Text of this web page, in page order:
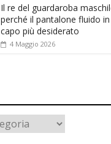
Il re del guardaroba
perché il pantalone fluido
capo più desiderato
4 Maggio 2026